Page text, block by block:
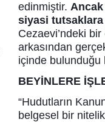
edinmiştir.
siyasi tutsaklara
Cezaevi’ndeki
arkasından
içinde bulunduğu
BEYİNLERE
“Hudutların
belgesel bir